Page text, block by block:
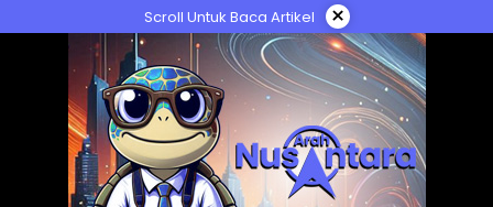
ke
Scroll Untuk Baca Artikel ×